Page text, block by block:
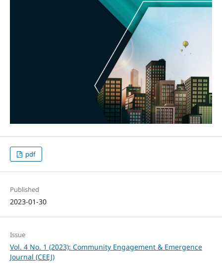
pdf
Published
2023-01-30
Issue
Vol. 4 No. 1 (2023): Community Engagement & Emergence
Journal (CEEJ)